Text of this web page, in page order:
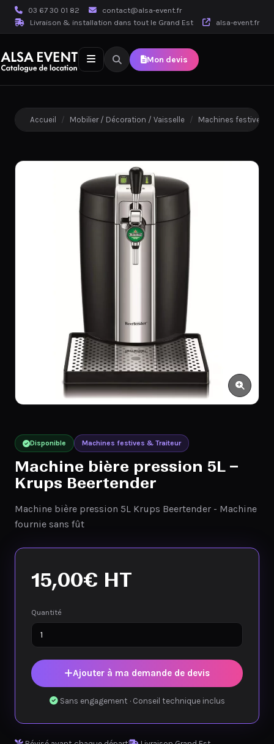
03 67 30 01 82
contact@alsa-event.fr
Livraison & installation dans tout le Grand Est
alsa-event.fr
Mon devis
Accueil / Mobilier / Décoration / Vaisselle / Machines festives
Disponible Machines festives & Traiteur
Machine bière pression 5L –
Krups Beertender
Machine bière pression 5L Krups Beertender - Machine
fournie sans fût
15,00€ HT
Quantité
Ajouter à ma demande de devis
Sans engagement · Conseil technique inclus